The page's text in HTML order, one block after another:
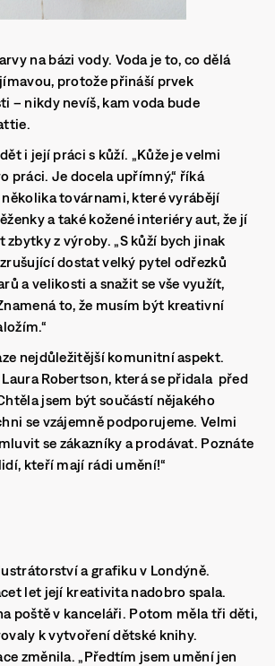
na bázi vody. Voda je to, co dělá
protože přináší prvek
– nikdy nevíš, kam voda bude
i její práci s kůží. „Kůže je velmi
práci. Je docela upřímný,“ říká
továrnami, které vyrábějí
a také kožené interiéry aut, že jí
z výroby. „S kůží bych jinak
dostat velký pytel odřezků
a velikosti a snažit se vše využít,
to, že musím být kreativní
nejdůležitější komunitní aspekt.
Robertson, která se přidala před
jsem být součástí nějakého
se vzájemně podporujeme. Velmi
se zákazníky a prodávat. Poznáte
kteří mají rádi umění!“
a grafiku v Londýně.
let její kreativita nadobro spala.
poště v kanceláři. Potom měla tři děti,
k vytvoření dětské knihy.
změnila. „Předtím jsem umění jen